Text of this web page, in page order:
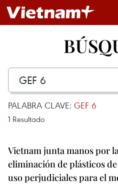
PALABRA CLAVE: GEF 6
1 Resultado
Vietnam junta manos por
eliminación de plásticos
uso perjudiciales para el